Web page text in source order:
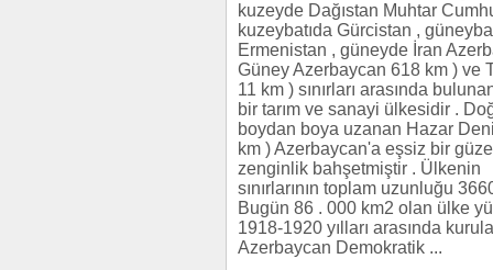
kuzeyde Dağıstan Muhtar
kuzeybatıda Gürcistan ,
Ermenistan , güneyde İran
Güney Azerbaycan 618 km ) ve
11 km ) sınırları arasında
bir tarım ve sanayi ülkesidir .
boydan boya uzanan Hazar
km ) Azerbaycan'a eşsiz bir
zenginlik bahşetmiştir . Ülkenin
sınırlarının toplam uzunluğu
Bugün 86 . 000 km2 olan ülke
1918-1920 yılları arasında
Azerbaycan Demokratik ...